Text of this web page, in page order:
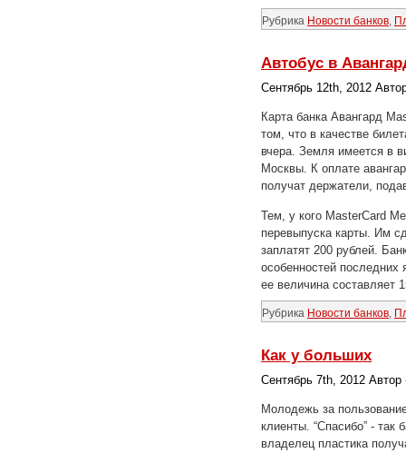
Рубрика Новости банков
Автобус в
Сентябрь 12th, 2012
Карта банка Авангард
том, что в качестве
вчера. Земля имеется в
Москвы. К оплате
получат держатели,
Тем, у кого MasterCard
перевыпуска карты. Им
заплатят 200 рублей.
особенностей
ее величина составляет
Рубрика Новости банков
Как у больших
Сентябрь 7th, 2012
Молодежь за
клиенты. “Спасибо” - так
владелец пластика